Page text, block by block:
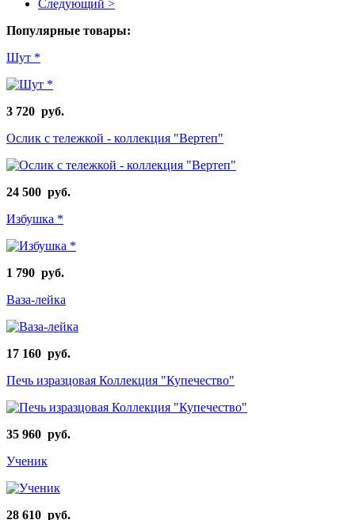
Следующий >
Популярные товары:
Шут *
3 720 руб.
Ослик с тележкой - коллекция "Вертеп"
24 500 руб.
Избушка *
1 790 руб.
Ваза-лейка
17 160 руб.
Печь изразцовая Коллекция "Купечество"
35 960 руб.
Ученик
28 610 руб.